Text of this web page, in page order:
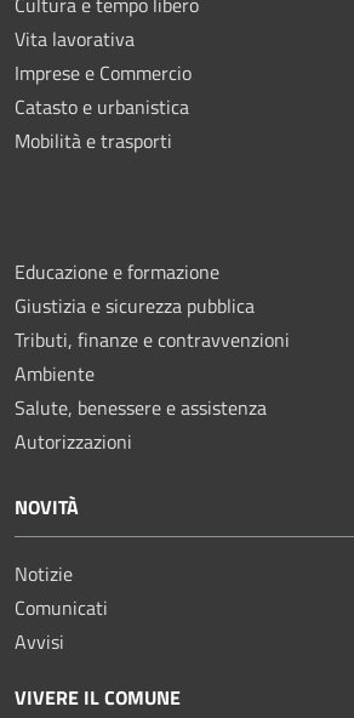
Vita lavorativa
Imprese e Commercio
Catasto e urbanistica
Mobilità e trasporti
Educazione e formazione
Giustizia e sicurezza pubblica
Tributi, finanze e contravvenzioni
Ambiente
Salute, benessere e assistenza
Autorizzazioni
NOVITÀ
Notizie
Comunicati
Avvisi
VIVERE IL COMUNE